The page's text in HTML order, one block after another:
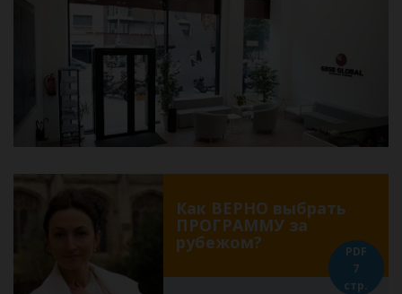
Как ВЕРНО выбрать
ПРОГРАММУ за
рубежом?
PDF
7
стр.